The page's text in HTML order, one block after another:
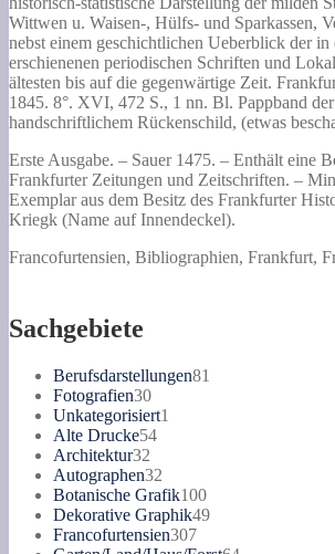
milden
Stiftungen,
Stipendien,
Wittwen
u.
Waisen-,
und
Sparkassen,
Vereine,
Schulen
nebst
Ueberblick
der
dieser
Stadt
erschienenen
periodischen
Schriften
Lokalblätter,
Wittwen u. Waisen-, Hülfs- und Sparkassen,
nebst einem geschichtlichen Ueberblick der in
erschienenen periodischen Schriften und
ältesten bis auf die gegenwärtige Zeit.
1845. 8°. XVI, 472 S., 1 nn. Bl. Pappband
handschriftlichem Rückenschild, (etwas
Erste Ausgabe. – Sauer 1475. – Enthält eine
Frankfurter Zeitungen und Zeitschriften. –
Exemplar aus dem Besitz des Frankfurter
Kriegk (Name auf Innendeckel).
Francofurtensien, Bibliographien, Frankfurt,
Sachgebiete
Berufsdarstellungen81
Fotografien3030
Produkte
Unkategorisiert1
Alte Drucke5454
Architektur32
Produkte
Autographen32
Produkte
Botanische Grafik100100
Produkte
Dekorative Graphik4949
Francofurtensien307307